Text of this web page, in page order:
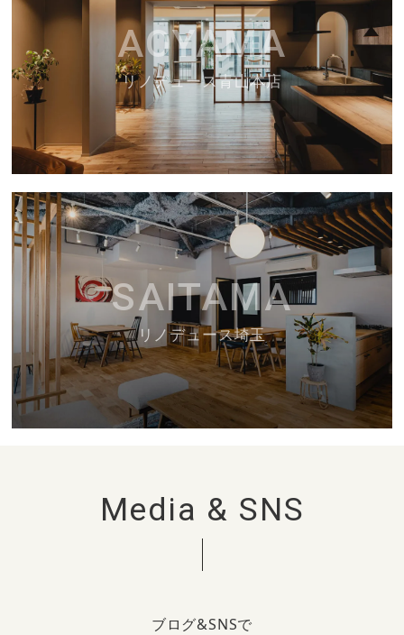
AOYAMA
リノデュース青山本店
SAITAMA
リノデュース埼玉
Media & SNS
ブログ&SNSで